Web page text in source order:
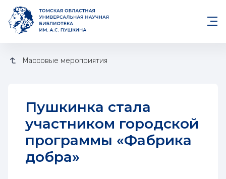
Массовые мероприятия
Пушкинка стала
участником городской
программы «Фабрика
добра»